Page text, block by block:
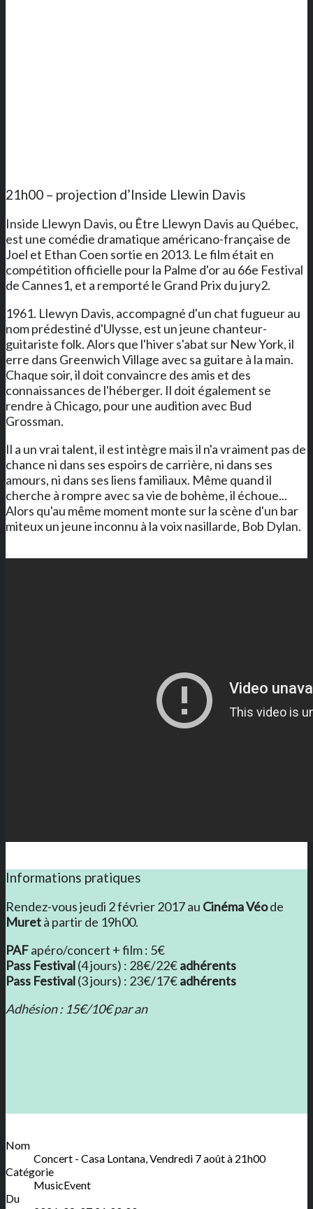
21h00 – projection d’Inside Llewin Davis
Inside Llewyn Davis, ou Être Llewyn Davis au Québec,
est une comédie dramatique américano-française de
Joel et Ethan Coen sortie en 2013. Le film était en
compétition officielle pour la Palme d'or au 66e Festival
de Cannes1, et a remporté le Grand Prix du jury2.
1961. Llewyn Davis, accompagné d'un chat fugueur au
nom prédestiné d'Ulysse, est un jeune chanteur-
guitariste folk. Alors que l'hiver s'abat sur New York, il
erre dans Greenwich Village avec sa guitare à la main.
Chaque soir, il doit convaincre des amis et des
connaissances de l'héberger. Il doit également se
rendre à Chicago, pour une audition avec Bud
Grossman.
Il a un vrai talent, il est intègre mais il n'a vraiment pas de
chance ni dans ses espoirs de carrière, ni dans ses
amours, ni dans ses liens familiaux. Même quand il
cherche à rompre avec sa vie de bohème, il échoue...
Alors qu'au même moment monte sur la scène d'un bar
miteux un jeune inconnu à la voix nasillarde, Bob Dylan.
Informations pratiques
Rendez-vous jeudi 2 février 2017 au Cinéma Véode
Muretà partir de 19h00.
PAFapéro/concert + film : 5€
Pass Festival(4 jours) : 28€/22€adhérents
Pass Festival(3 jours) : 23€/17€adhérents
Adhésion : 15€/10€ par an
Nom
Concert - Casa Lontana, Vendredi 7 août à 21h00
Catégorie
MusicEvent
Du